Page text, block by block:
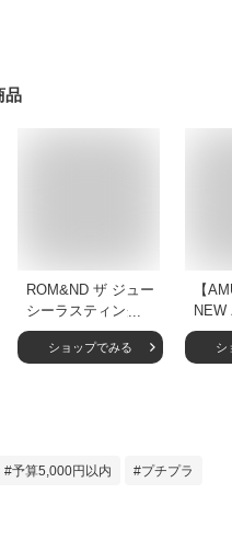
品
ROM&ND ザ ジュー
シーラスティングテ
ィント / 18色 ロム
アンド ティント 韓
ベ ポイントメイク
ショップでみる
【
NEW
ベッ
ミュ
シ
予算5,000円以内 プチプラ